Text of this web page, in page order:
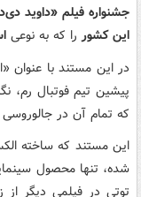
جشنواره فیلم «داوید
این کشور را که به نوعی
در این مستند با عنوان
پیشین تیم فوتبال رم،
که تمام آن در
این مستند که ساخته
شده، تنها محصول
توتی در فیلمی دیگر از